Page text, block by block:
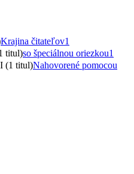
Krajina čitateľov1
titul)so špeciálnou oriezkou1
(1 titul)Nahovorené pomocou